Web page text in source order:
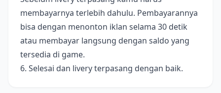
membayarnya terlebih dahulu. Pembayarannya
bisa dengan menonton iklan selama 30 detik
atau membayar langsung dengan saldo yang
tersedia di game.
6. Selesai dan livery terpasang dengan baik.